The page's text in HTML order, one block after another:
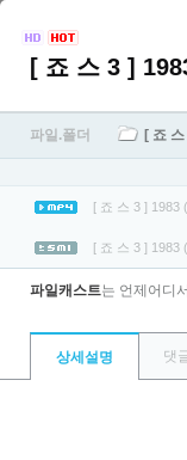
[ 죠 스 3 ]
파일.폴더 [ 죠
[ 죠 스 3 ] 1983
[ 죠 스 3 ] 1983
파일캐스트는 언제어디
상세설명 댓